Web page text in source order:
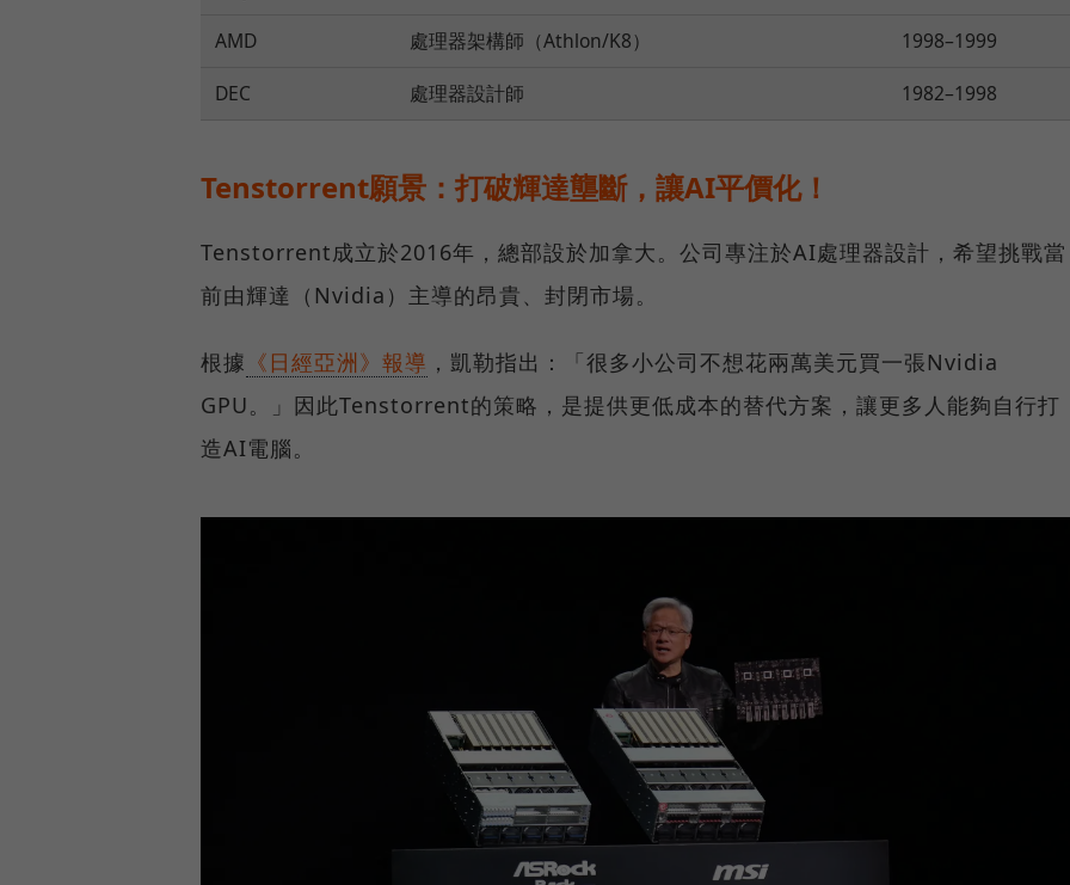
AMD
處理器架構師（Athlon/K8）
1998–1999
DEC
處理器設計師 1982–1998
Tenstorrent願景：打破輝達壟斷，讓AI平價化！
Tenstorrent成立於2016年，總部設於加拿大。公司專注於AI處理器設計，希望挑戰當
前由輝達（Nvidia）主導的昂貴、封閉市場。
根據 《日經亞洲》報導 ，凱勒指出：「很多小公司不想花兩萬美元買一張Nvidia
GPU。」因此Tenstorrent的策略，是提供更低成本的替代方案，讓更多人能夠自行打
造AI電腦。